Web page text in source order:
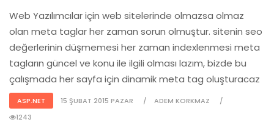
Web Yazılımcılar için web sitelerinde olmazsa olmaz
olan meta taglar her zaman sorun olmuştur. sitenin seo
değerlerinin düşmemesi her zaman indexlenmesi meta
tagların güncel ve konu ile ilgili olması lazım, bizde bu
çalışmada her sayfa için dinamik meta tag oluşturacaz
ASP.NET 15 ŞUBAT 2015 PAZAR
ADEM KORKMAZ
1243